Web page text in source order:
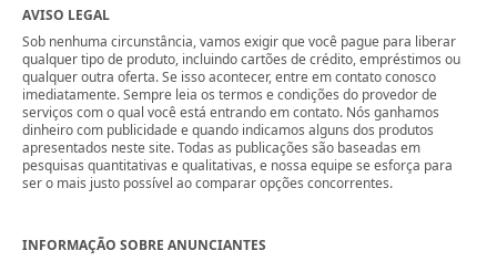
AVISO LEGAL
Sob nenhuma circunstância, vamos exigir que você pague para liberar
qualquer tipo de produto, incluindo cartões de crédito, empréstimos ou
qualquer outra oferta. Se isso acontecer, entre em contato conosco
imediatamente. Sempre leia os termos e condições do provedor de
serviços com o qual você está entrando em contato. Nós ganhamos
dinheiro com publicidade e quando indicamos alguns dos produtos
apresentados neste site. Todas as publicações são baseadas em
pesquisas quantitativas e qualitativas, e nossa equipe se esforça para
ser o mais justo possível ao comparar opções concorrentes.
INFORMAÇÃO SOBRE ANUNCIANTES